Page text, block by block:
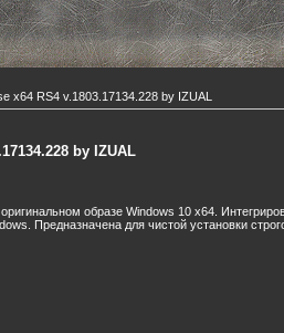
x64 RS4 v.1803.17134.228 by IZUAL
by IZUAL
образе Windows 10 x64.
Предназначена для чистой установки